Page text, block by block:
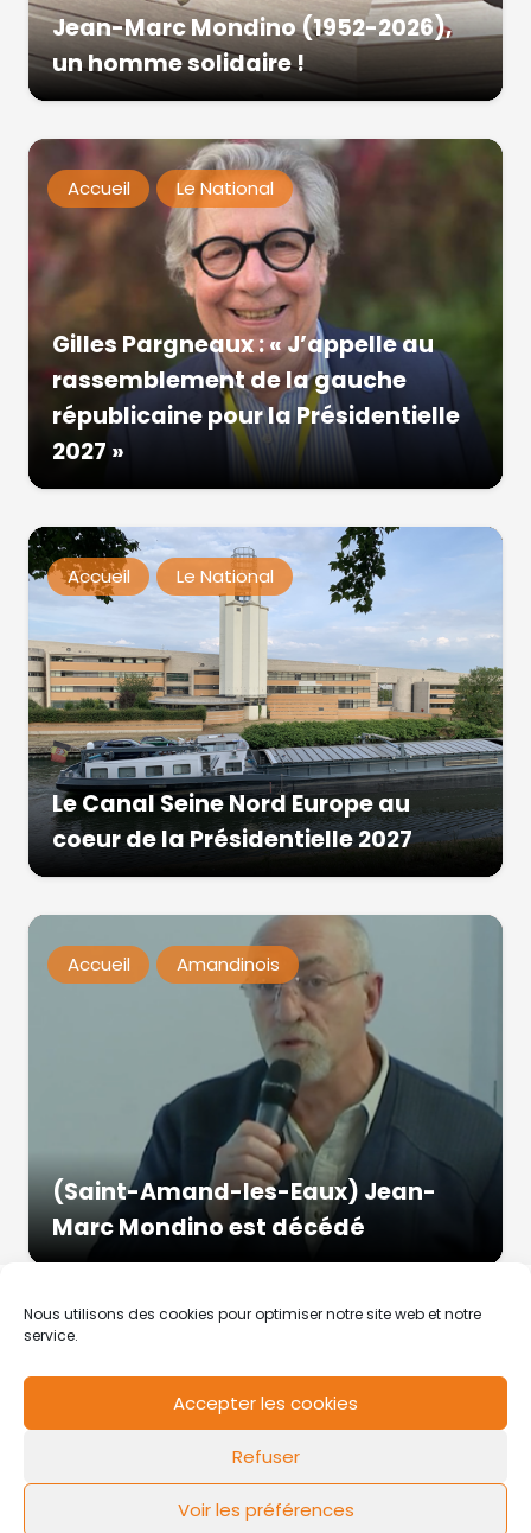
Nous utilisons des cookies pour optimiser notre site web et notre
service.
Accepter les cookies
Refuser
Voir les préférences
Jean-Marc Mondino (1952-2026),
un homme solidaire !
Accueil Le National
Gilles Pargneaux : « J’appelle au
rassemblement de la gauche
républicaine pour la Présidentielle
2027 »
Accueil Le National
Le Canal Seine Nord Europe au
coeur de la Présidentielle 2027
Accueil Amandinois
(Saint-Amand-les-Eaux) Jean-
Marc Mondino est décédé
Mentions légales Politique de cookies
FLOW44